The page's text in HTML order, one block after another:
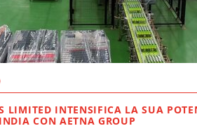
LIMITED INTENSIFICA LA SUA
TECNOLOGICA IN INDIA CON AETNA GROUP